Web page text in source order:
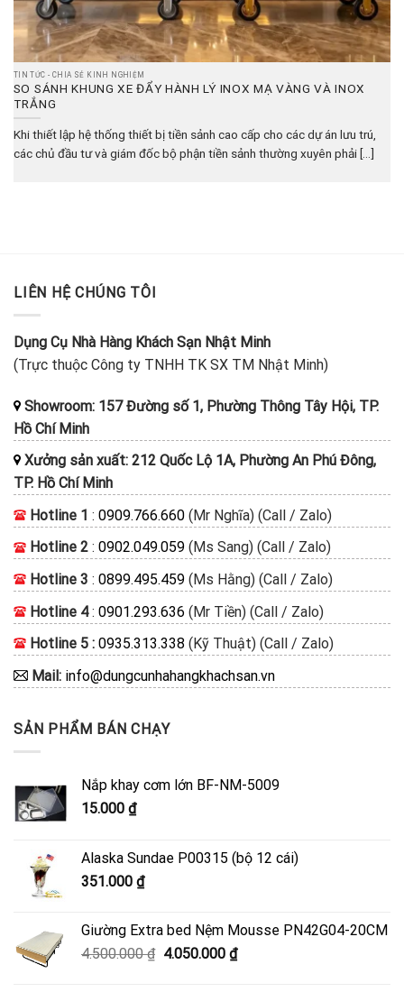
TIN TỨC - CHIA SẺ KINH NGHIỆM
SO SÁNH KHUNG XE ĐẨY HÀNH LÝ INOX MẠ VÀNG VÀ INOX
TRẮNG
Khi thiết lập hệ thống thiết bị tiền sảnh cao cấp cho các dự án lưu trú,
các chủ đầu tư và giám đốc bộ phận tiền sảnh thường xuyên phải [...]
LIÊN HỆ CHÚNG TÔI
Dụng Cụ Nhà Hàng Khách Sạn Nhật Minh
(Trực thuộc Công ty TNHH TK SX TM Nhật Minh)
Showroom: 157 Đường số 1, Phường Thông Tây Hội, TP.
Hồ Chí Minh
Xưởng sản xuất: 212 Quốc Lộ 1A, Phường An Phú Đông,
TP. Hồ Chí Minh
Hotline 1 : 0909.766.660 (Mr Nghĩa) (Call / Zalo)
Hotline 2 : 0902.049.059 (Ms Sang) (Call / Zalo)
Hotline 3 : 0899.495.459 (Ms Hằng) (Call / Zalo)
Hotline 4: 0901.293.636 (Mr Tiền) (Call / Zalo)
Hotline 5 : 0935.313.338 (Kỹ Thuật) (Call / Zalo)
Mail: info@dungcunhahangkhachsan.vn
SẢN PHẨM BÁN CHẠY
Nắp khay cơm lớn BF-NM-5009
15.000 ₫
Alaska Sundae P00315 (bộ 12 cái)
351.000 ₫
Giường Extra bed Nệm Mousse PN42G04-20CM
4.500.000₫ Giá
4.050.000 ₫Giá